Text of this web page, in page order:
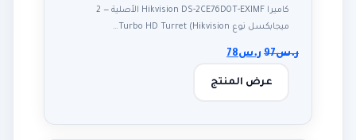
كاميرا Hikvision DS-2CE76D0T-EXIMF الأصلية — 2
ميجابكسل نوع Turbo HD Turret (Hikvision…
ر.س97 ر.س78
عرض المنتج